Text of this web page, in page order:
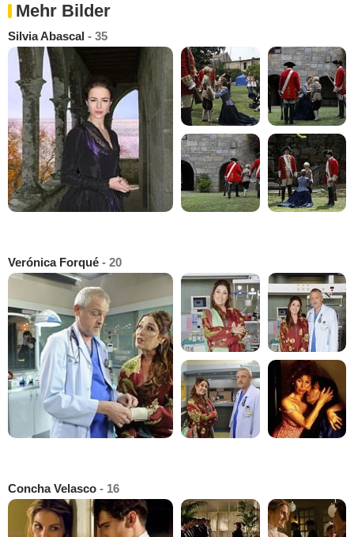
Mehr Bilder
Silvia Abascal - 35
Verónica Forqué - 20
Concha Velasco - 16